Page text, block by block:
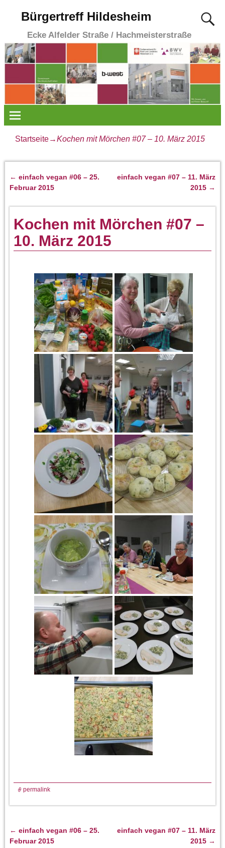
Bürgertreff Hildesheim
Ecke Alfelder Straße / Hachmeisterstraße
Startseite→Kochen mit Mörchen #07 – 10. März 2015
Artikelnavigation
← einfach vegan #06 – 25.
Februar 2015
einfach vegan #07 – 11. März
2015 →
Kochen mit Mörchen #07 –
10. März 2015
permalink
Artikelnavigation
← einfach vegan #06 – 25.
Februar 2015
einfach vegan #07 – 11. März
2015 →